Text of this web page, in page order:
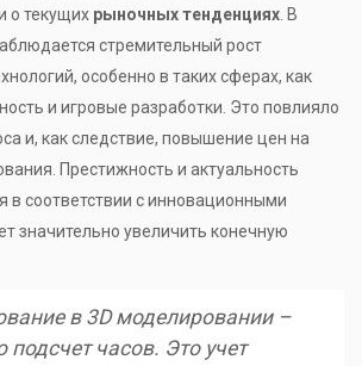
о текущих рыночных тенденциях . В
стремительный рост
особенно в таких сферах, как
и игровые разработки. Это повлияло
и, как следствие, повышение цен на
Престижность и актуальность
в соответствии с инновационными
значительно увеличить конечную
в 3D моделировании –
подсчет часов. Это учет